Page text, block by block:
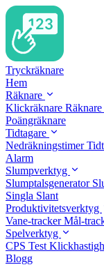
Tryckräknare
Hem
Räknare
Klickräknare Räknare
Poängräknare
Tidtagare
Nedräkningstimer
Alarm
Slumpverktyg
Slumptalsgenerator
Singla Slant
Produktivitetsverktyg
Vane-trackerMål-
Spelverktyg
CPS Test
Blogg